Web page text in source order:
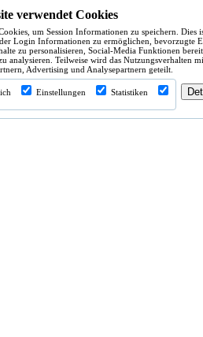
verwendet Cookies
um Session Informationen zu speichern. Dies
Login Informationen zu ermöglichen, bevorzugte
zu personalisieren, Social-Media Funktionen
analysieren. Teilweise wird das Nutzungsverhalten
Advertising und Analysepartnern geteilt.
Einstellungen
Statistiken